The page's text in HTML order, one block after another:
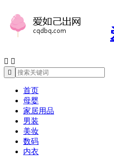
 

首页
母婴
家居用品
男装
美妆
数码
内衣